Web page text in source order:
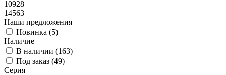
10928
14563
Наши предложения
Новинка (5)
Наличие
В наличии (163)
Под заказ (49)
Серия